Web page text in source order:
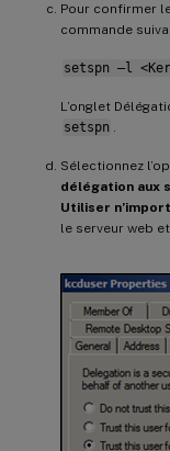
Pour confirmer
commande
setspn –l
L’onglet
setspn .
Sélectionnez
délégation aux
Utiliser
le serveur web